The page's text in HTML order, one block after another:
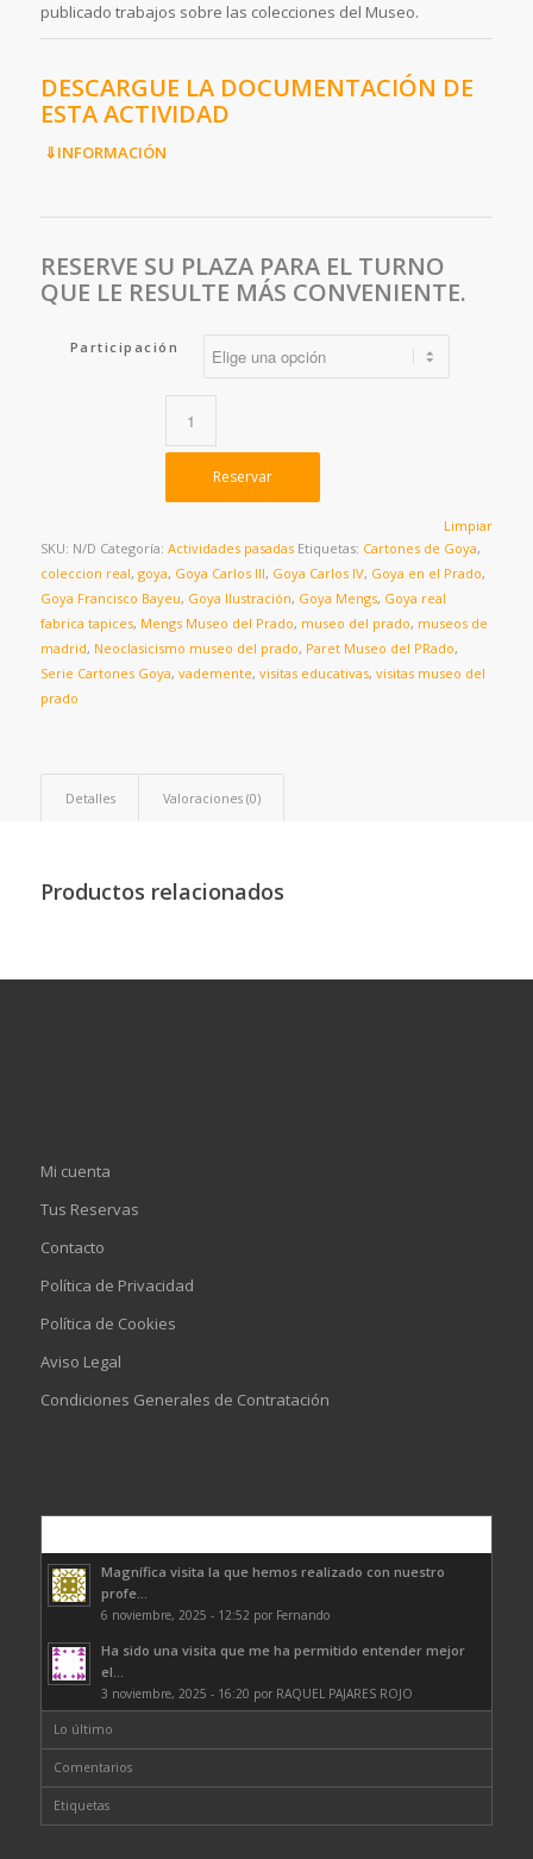
publicado trabajos sobre las colecciones del Museo.
DESCARGUE LA DOCUMENTACIÓN DE
ESTA ACTIVIDAD
⇓INFORMACIÓN
RESERVE SU PLAZA PARA EL TURNO
QUE LE RESULTE MÁS CONVENIENTE.
Participación
Limpiar
Reservar
SKU: N/D Categoría: Actividades pasadas Etiquetas: Cartones de Goya,
coleccion real, goya, Goya Carlos III, Goya Carlos IV, Goya en el Prado,
Goya Francisco Bayeu, Goya Ilustración, Goya Mengs, Goya real
fabrica tapices, Mengs Museo del Prado, museo del prado, museos de
madrid, Neoclasicismo museo del prado, Paret Museo del PRado,
Serie Cartones Goya, vademente, visitas educativas, visitas museo del
prado
Detalles Valoraciones (0)
Productos relacionados
Mi cuenta
Tus Reservas
Contacto
Política de Privacidad
Política de Cookies
Aviso Legal
Condiciones Generales de Contratación
Magnífica visita la que hemos realizado con nuestro
profe...
6 noviembre, 2025 - 12:52 por Fernando
Ha sido una visita que me ha permitido entender mejor
el...
3 noviembre, 2025 - 16:20 por RAQUEL PAJARES ROJO
Lo último
Comentarios
Etiquetas